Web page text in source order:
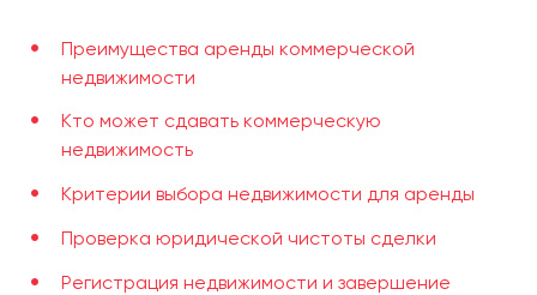
Преимущества аренды коммерческой
недвижимости
Кто может сдавать коммерческую
недвижимость
Критерии выбора недвижимости для аренды
Проверка юридической чистоты сделки
Регистрация недвижимости и завершение